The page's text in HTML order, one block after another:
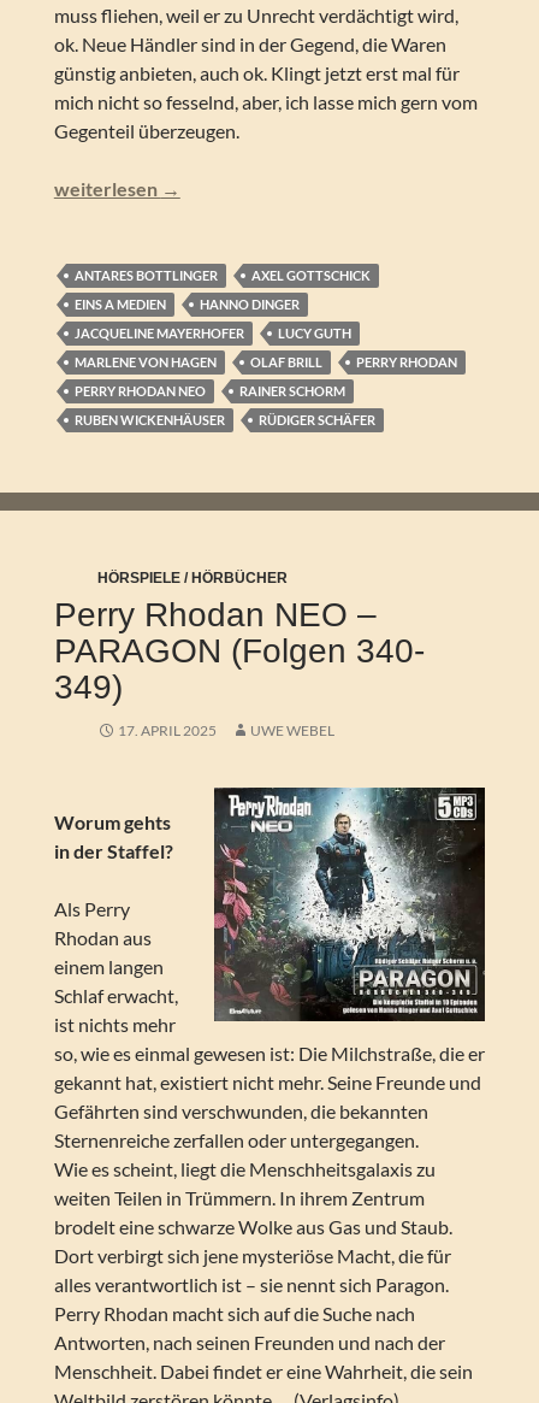
muss fliehen, weil er zu Unrecht verdächtigt wird,
ok. Neue Händler sind in der Gegend, die Waren
günstig anbieten, auch ok. Klingt jetzt erst mal für
mich nicht so fesselnd, aber, ich lasse mich gern vom
Gegenteil überzeugen.
Perry Rhodan NEO – Imprint (Folgen 350-359)
weiterlesen →
ANTARES BOTTLINGER
AXEL GOTTSCHICK
EINS A MEDIEN
HANNO DINGER
JACQUELINE MAYERHOFER
LUCY GUTH
MARLENE VON HAGEN
OLAF BRILL
PERRY RHODAN
PERRY RHODAN NEO
RAINER SCHORM
RUBEN WICKENHÄUSER
RÜDIGER SCHÄFER
HÖRSPIELE / HÖRBÜCHER
Perry Rhodan NEO –
PARAGON (Folgen 340-
349)
17. APRIL 2025 UWE WEBEL
Worum gehts
in der Staffel?
Als Perry
Rhodan aus
einem langen
Schlaf erwacht,
ist nichts mehr
so, wie es einmal gewesen ist: Die Milchstraße, die er
gekannt hat, existiert nicht mehr. Seine Freunde und
Gefährten sind verschwunden, die bekannten
Sternenreiche zerfallen oder untergegangen.
Wie es scheint, liegt die Menschheitsgalaxis zu
weiten Teilen in Trümmern. In ihrem Zentrum
brodelt eine schwarze Wolke aus Gas und Staub.
Dort verbirgt sich jene mysteriöse Macht, die für
alles verantwortlich ist – sie nennt sich Paragon.
Perry Rhodan macht sich auf die Suche nach
Antworten, nach seinen Freunden und nach der
Menschheit. Dabei findet er eine Wahrheit, die sein